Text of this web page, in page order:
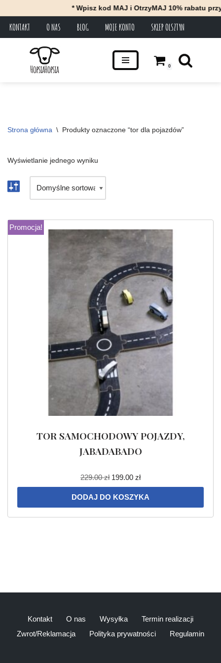
* Wpisz kod MAJ i OtrzyMAJ 10% rabatu
KONTAKT O NAS BLOG MOJE KONTO SKLEP OLSZTYN
0
Strona główna \ Produkty oznaczone “tor dla pojazdów”
Wyświetlanie jednego wyniku
Promocja!
TOR SAMOCHODOWY POJAZDY,
JABADABADO
229.00zł 199.00 zł
DODAJ DO KOSZYKA
Kontakt O nas Wysyłka
Termin realizacji
Zwrot/Reklamacja
Polityka prywatności Regulamin